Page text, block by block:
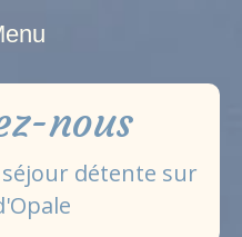
nous
détente sur